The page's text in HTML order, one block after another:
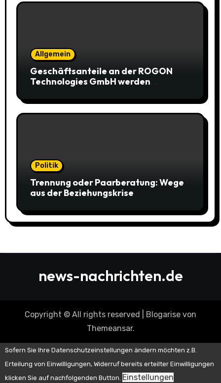
Allgemein
Geschäftsanteile an der ROGON
Technologies GmbH werden
Politik
Trennung oder Paarberatung: Wege
aus der Beziehungskrise
news-nachrichten.de
Copyright © All rights reserved Blogarise von
Themeansar.
Sofern Sie Ihre Datenschutzeinstellungen ändern möchten z.B.
Erteilung von Einwilligungen, Widerruf bereits erteilter Einwilligungen
klicken Sie auf nachfolgenden Button. Einstellungen